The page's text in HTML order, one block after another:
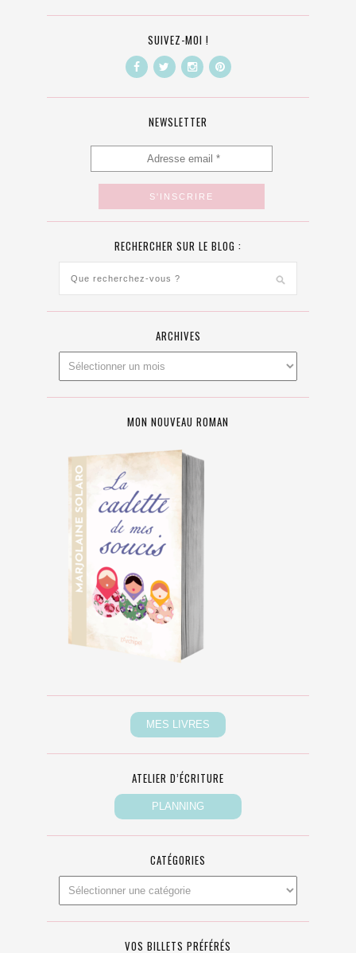
SUIVEZ-MOI !
NEWSLETTER
RECHERCHER SUR LE BLOG :
ARCHIVES
MON NOUVEAU ROMAN
ATELIER D’ÉCRITURE
CATÉGORIES
VOS BILLETS PRÉFÉRÉS